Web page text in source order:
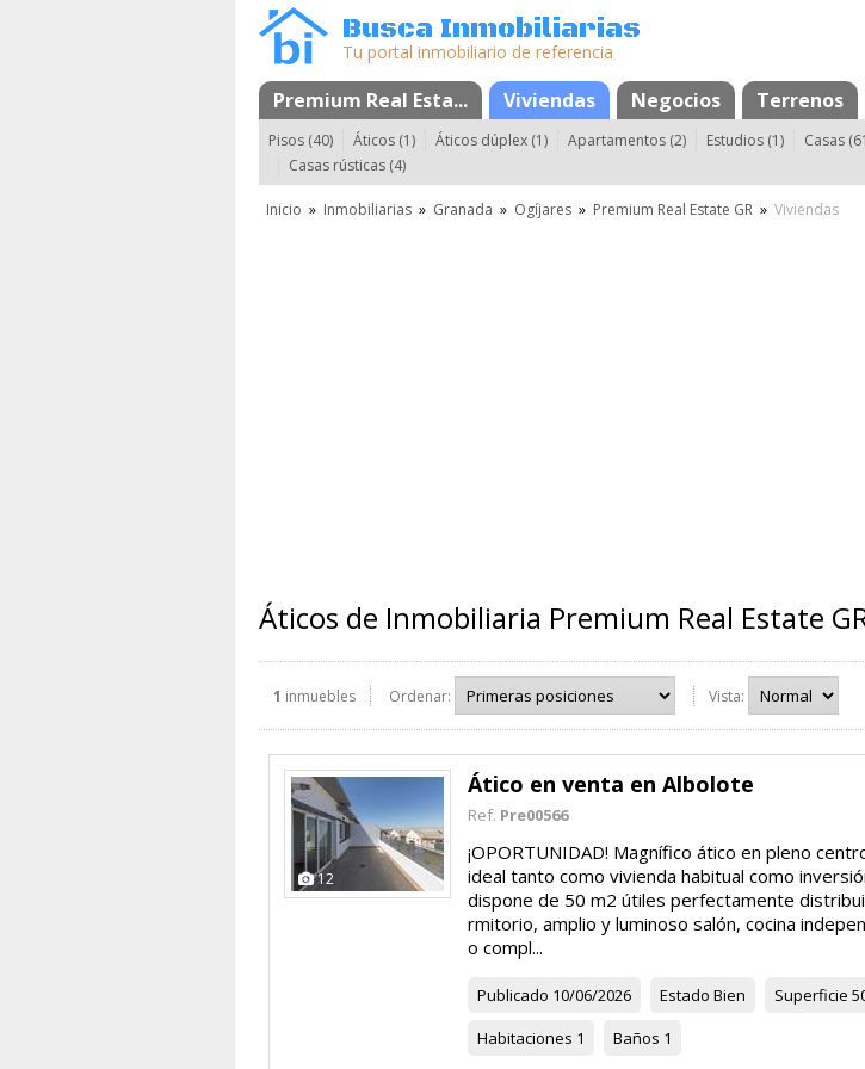
Busca Inmobiliarias
Tu portal inmobiliario de referencia
Premium Real Esta... Viviendas Negocios Terrenos
MapaFavoritos
Pisos (40) Áticos (1) Áticos dúplex (1) Apartamentos (2) Estudios (1) Casas
Casas rústicas (4)
Inicio » Inmobiliarias » Granada » Ogíjares » Premium Real Estate GR » Viviendas
Áticos de Inmobiliaria Premium Real Estate
1 inmuebles Ordenar: Vista:
12
Ático en venta en Albolote
Ref. Pre00566
¡OPORTUNIDAD! Magnífico ático en pleno
ideal tanto como vivienda habitual como
dispone de 50 m2 útiles perfectamente
rmitorio, amplio y luminoso salón, cocina
o compl...
Publicado 10/06/2026 Estado Bien Superficie
Habitaciones 1 Baños 1